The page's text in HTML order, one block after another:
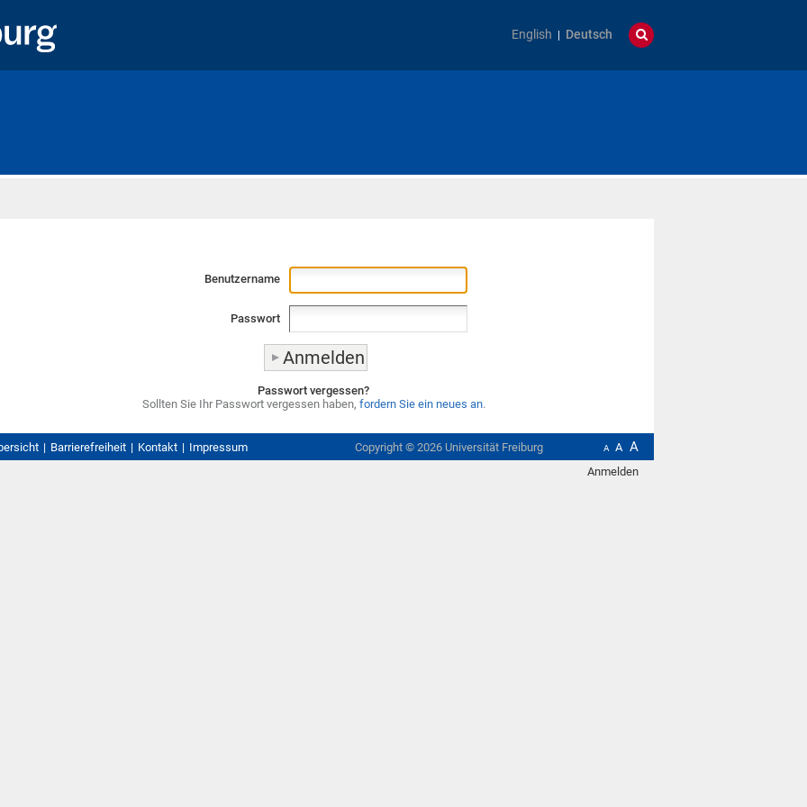
English Deutsch
Benutzername
Passwort
Passwort vergessen?
Sollten Sie Ihr Passwort vergessen haben, fordern Sie ein neues an.
Barrierefreiheit Kontakt Impressum A A A
Copyright © 2026Universität Freiburg
Anmelden